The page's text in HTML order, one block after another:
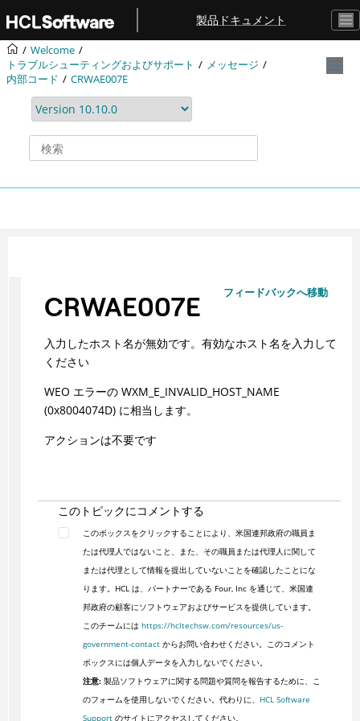
メインコンテンツにジャンプ
製品ドキュメント
Welcome
トラブルシューティングおよびサポート
メッセージ
内部コード
CRWAE007E
フィードバックへ移動
CRWAE007E
入力したホスト名が無効です。有効なホスト名を入力して
ください
WEO エラーの WXM_E_INVALID_HOST_NAME
(0x8004074D) に相当します。
アクションは不要です
このトピックにコメントする
このボックスをクリックすることにより、米国連邦政府の職員ま
たは代理人ではないこと、また、その職員または代理人に関して
または代理として情報を提出していないことを確認したことにな
ります。HCL は、パートナーである Four, Inc を通じて、米国連
邦政府の顧客にソフトウェアおよびサービスを提供しています。
このチームには https://hcltechsw.com/resources/us-
government-contactからお問い合わせください。このコメント
ボックスには個人データを入力しないでください。
注意:製品ソフトウェアに関する問題や質問を報告するために、こ
のフォームを使用しないでください。代わりに、 HCL Software
Supportのサイトにアクセスしてください。